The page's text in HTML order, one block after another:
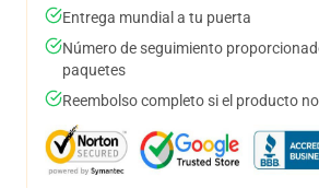
Entrega mundial a tu puerta
Número de seguimiento
paquetes
Reembolso completo si el producto